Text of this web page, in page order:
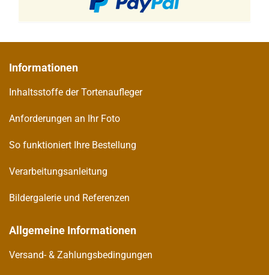
Informationen
Inhaltsstoffe der Tortenaufleger
Anforderungen an Ihr Foto
So funktioniert Ihre Bestellung
Verarbeitungsanleitung
Bildergalerie und Referenzen
Allgemeine Informationen
Versand- & Zahlungsbedingungen